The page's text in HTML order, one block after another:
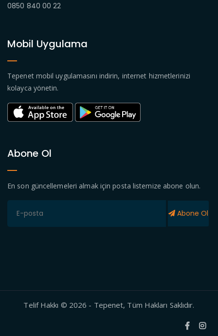
0850 840 00 22
Mobil Uygulama
Tepenet mobil uygulamasını indirin, internet hizmetlerinizi
kolayca yönetin.
Abone Ol
En son güncellemeleri almak için posta listemize abone olun.
Abone Ol
Telif Hakkı © 2026 - Tepenet, Tüm Hakları Saklıdır.